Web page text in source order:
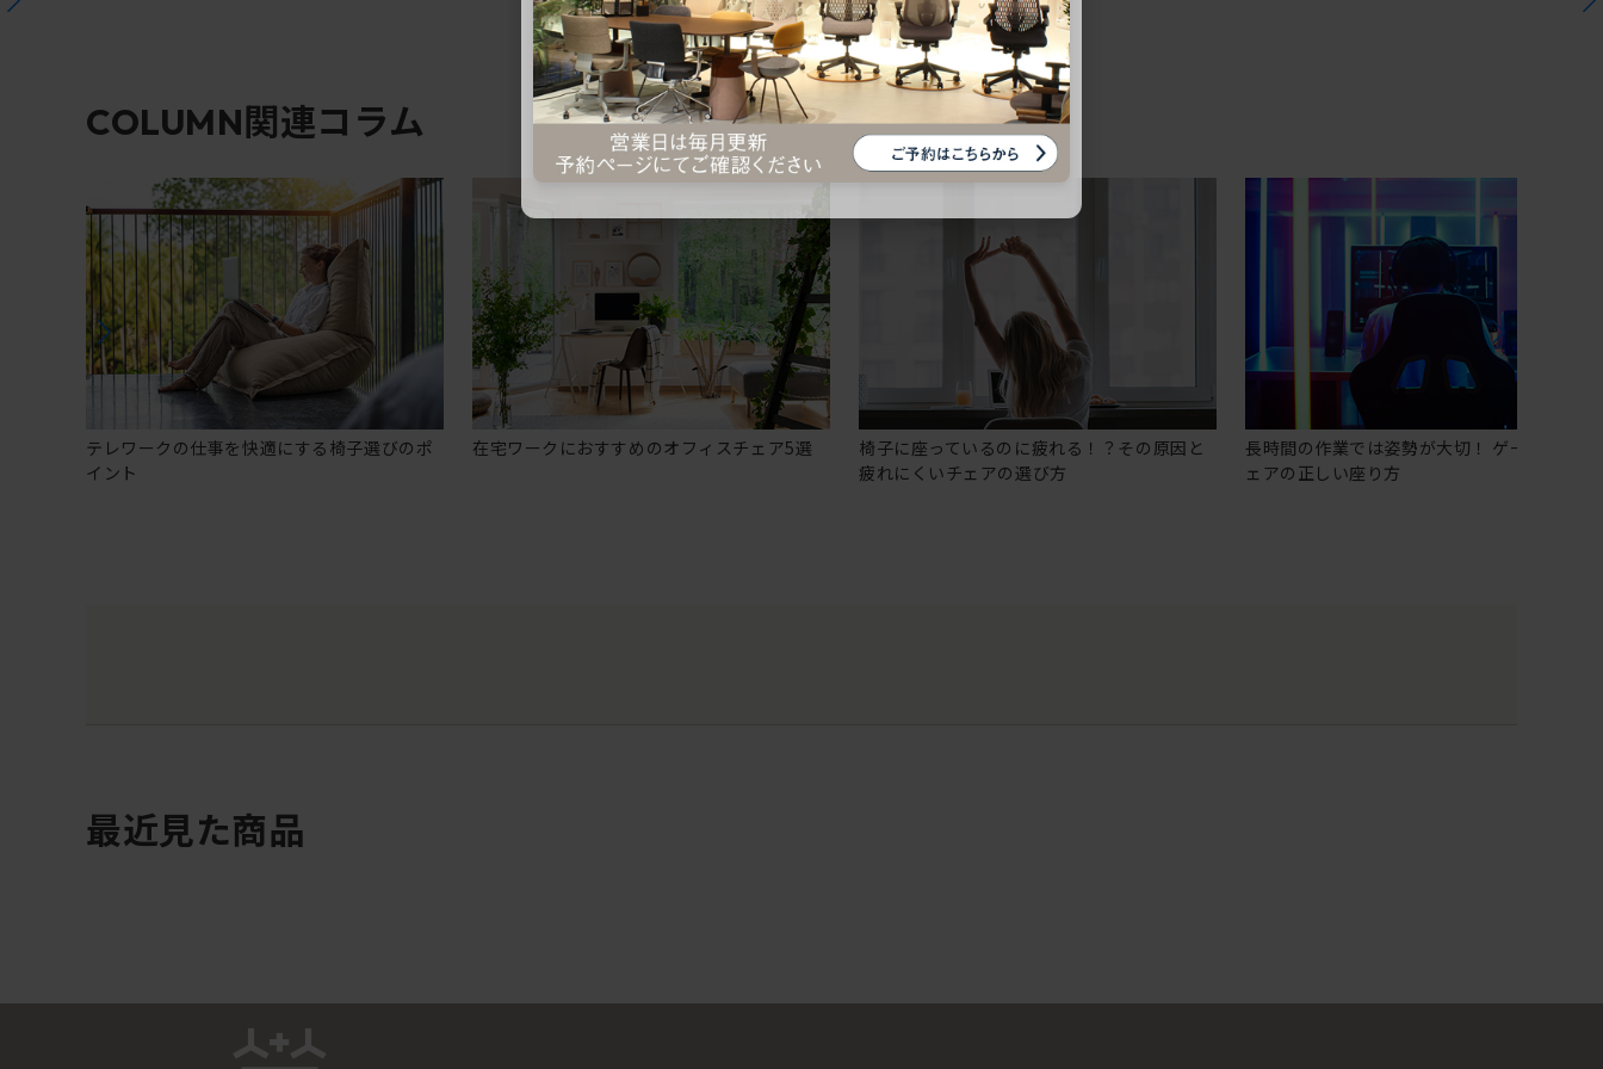
COLUMN関連コラム
テレワークの仕事を快適にする椅子選びのポ
イント
在宅ワークにおすすめのオフィスチェア5選
椅子に座っているのに疲れる！？その原因と
疲れにくいチェアの選び方
長時間の作業では姿勢が大切！ ゲーミングチ
ェアの正しい座り方
最近見た商品